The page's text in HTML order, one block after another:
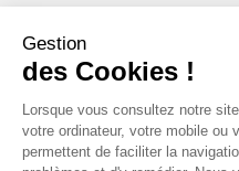
Paiements acceptés
Gestion
des Cookies !
Lorsque vous consultez notre
votre ordinateur, votre mobile ou
permettent de faciliter la